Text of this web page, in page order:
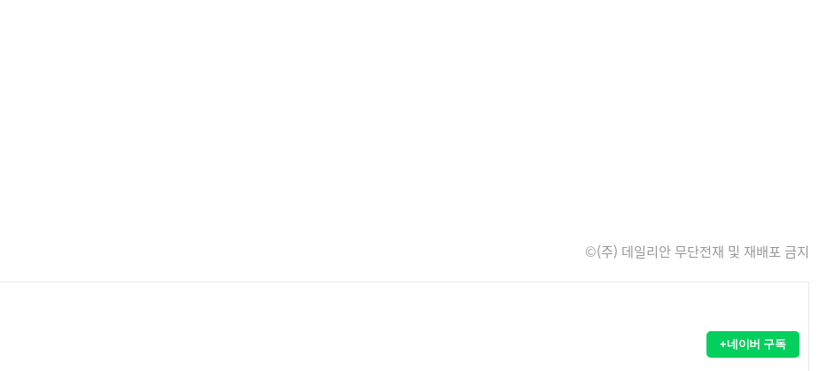
©(주) 데일리안 무단전재 및 재배포 금지
+네이버 구독